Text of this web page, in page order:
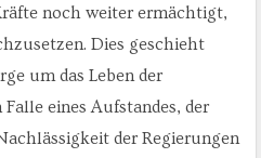
noch weiter ermächtigt,
Dies geschieht
um das Leben der
eines Aufstandes, der
der Regierungen